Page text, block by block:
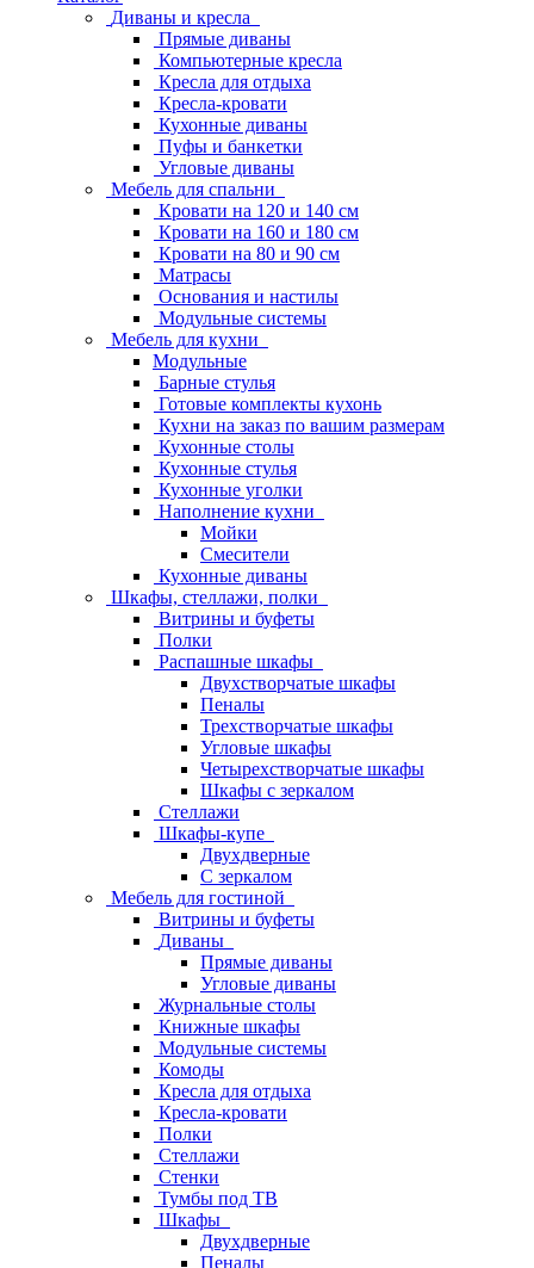
Диваны и кресла
Прямые диваны
Компьютерные кресла
Кресла для отдыха
Кресла-кровати
Кухонные диваны
Пуфы и банкетки
Угловые диваны
Мебель для спальни
Кровати на 120 и 140 см
Кровати на 160 и 180 см
Кровати на 80 и 90 см
Матрасы
Основания и настилы
Модульные системы
Мебель для кухни
Модульные
Барные стулья
Готовые комплекты кухонь
Кухни на заказ по вашим размерам
Кухонные столы
Кухонные стулья
Кухонные уголки
Наполнение кухни
Мойки
Смесители
Кухонные диваны
Шкафы, стеллажи, полки
Витрины и буфеты
Полки
Распашные шкафы
Двухстворчатые шкафы
Пеналы
Трехстворчатые шкафы
Угловые шкафы
Четырехстворчатые шкафы
Шкафы с зеркалом
Стеллажи
Шкафы-купе
Двухдверные
С зеркалом
Мебель для гостиной
Витрины и буфеты
Диваны
Прямые диваны
Угловые диваны
Журнальные столы
Книжные шкафы
Модульные системы
Комоды
Кресла для отдыха
Кресла-кровати
Полки
Стеллажи
Стенки
Тумбы под ТВ
Шкафы
Двухдверные
Пеналы